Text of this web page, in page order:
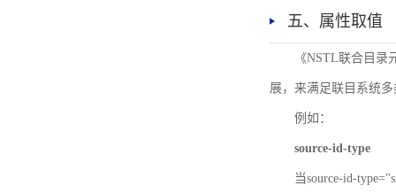
五、属性取值
《NSTL联合目
展，来满足联目系统
例如：
source-id-type
当source-id-